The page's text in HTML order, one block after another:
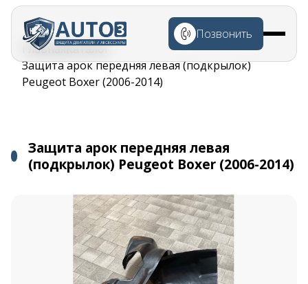
Перейти к
основному
содержанию
Позвонить
Строка
навигации
ГлавнаяКаталог
Защита арок передняя левая (подкрылок)
Peugeot Boxer (2006-2014)
Защита арок передняя левая
(подкрылок) Peugeot Boxer (2006-2014)